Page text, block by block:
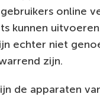
online
kunnen
echter niet
zijn.
de apparaten